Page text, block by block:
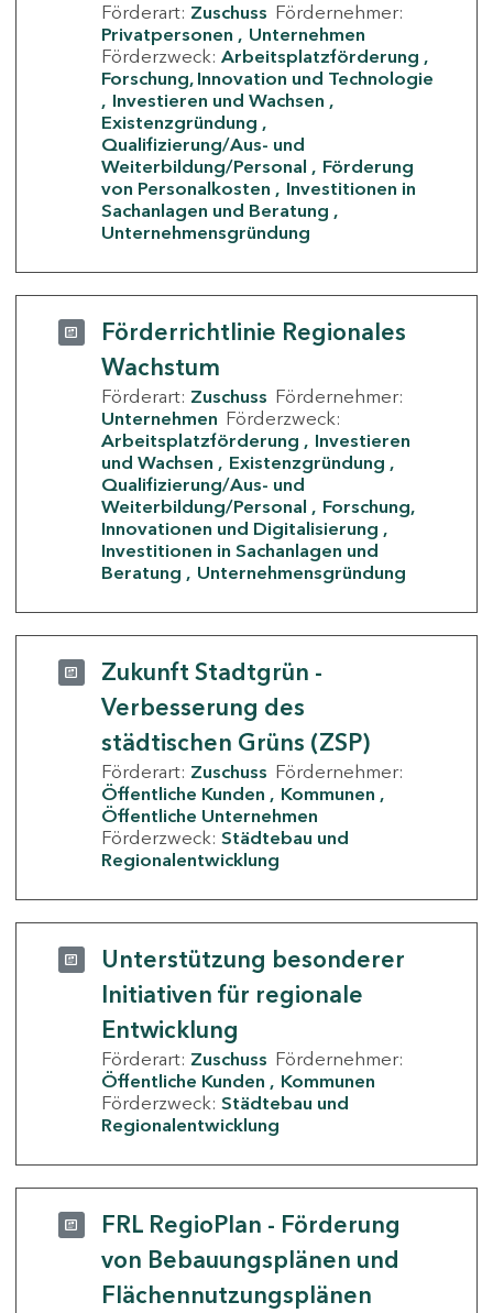
Förderart: Zuschuss Fördernehmer:
Privatpersonen
Unternehmen
Förderzweck: Arbeitsplatzförderung
Forschung, Innovation und Technologie
Investieren und Wachsen
Existenzgründung
Qualifizierung/Aus- und
Weiterbildung/Personal
Förderung
von Personalkosten
Investitionen in
Sachanlagen und Beratung
Unternehmensgründung
Förderrichtlinie Regionales
Wachstum
Förderart: Zuschuss Fördernehmer:
Unternehmen Förderzweck:
Arbeitsplatzförderung
Investieren
und Wachsen
Existenzgründung
Qualifizierung/Aus- und
Weiterbildung/Personal
Forschung,
Innovationen und Digitalisierung
Investitionen in Sachanlagen und
Beratung
Unternehmensgründung
Zukunft Stadtgrün -
Verbesserung des
städtischen Grüns (ZSP)
Förderart: Zuschuss Fördernehmer:
Öffentliche Kunden
Kommunen
Öffentliche Unternehmen
Förderzweck: Städtebau und
Regionalentwicklung
Unterstützung besonderer
Initiativen für regionale
Entwicklung
Förderart: Zuschuss Fördernehmer:
Öffentliche Kunden
Kommunen
Förderzweck: Städtebau und
Regionalentwicklung
FRL RegioPlan - Förderung
von Bebauungsplänen und
Flächennutzungsplänen